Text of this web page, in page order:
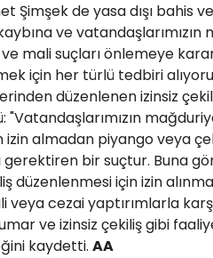
Şimşek de yasa dışı bahis
ve
mali suçları önlemeye
için her türlü tedbiri
düzenlenen izinsiz
"Vatandaşlarımızın
almadan piyango veya
bir suçtur. Buna
düzenlenmesi için izin
cezai yaptırımlarla
ve izinsiz çekiliş gibi
kaydetti. AA